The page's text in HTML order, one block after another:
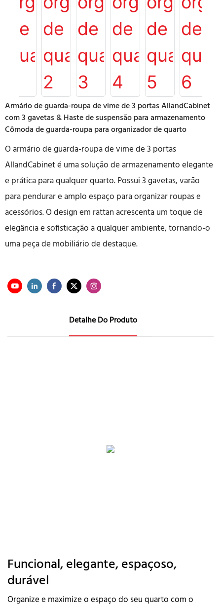
Armário de guarda-roupa de vime de 3 portas AllandCabinet
com 3 gavetas & Haste de suspensão para armazenamento
Cômoda de guarda-roupa para organizador de quarto
O armário de guarda-roupa de vime de 3 portas
AllandCabinet é uma solução de armazenamento elegante
e prática para qualquer quarto. Possui 3 gavetas, varão
para pendurar e amplo espaço para organizar roupas e
acessórios. O design em rattan acrescenta um toque de
elegância e sofisticação a qualquer ambiente, tornando-o
uma peça de mobiliário de destaque.
Detalhe Do Produto
Funcional, elegante, espaçoso,
durável
Organize e maximize o espaço do seu quarto com o